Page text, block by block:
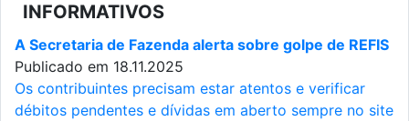
INFORMATIVOS
A Secretaria de Fazenda alerta sobre golpe de REFIS
Publicado em 18.11.2025
Os contribuintes precisam estar atentos e verificar
débitos pendentes e dívidas em aberto sempre no site